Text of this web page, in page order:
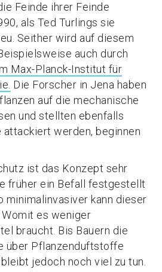
Feinde ihrer Feinde
als Ted Turlings sie
Seither wird auf diesem
auch durch
Max-Planck-Institut für
Die Forscher in Jena haben
auf die mechanische
und stellten ebenfalls
attackiert werden, beginnen
ist das Konzept sehr
früher ein Befall festgestellt
minimalinvasiver kann dieser
es weniger
braucht. Bis Bauern die
über Pflanzenduftstoffe
jedoch noch viel zu tun.